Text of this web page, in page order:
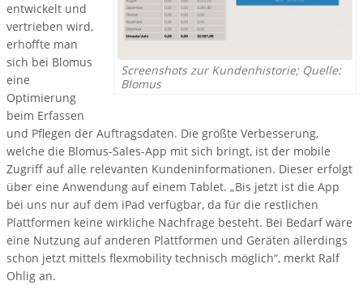
Screenshots zur Kundenhistorie; Quelle:
Blomus
entwickelt und
vertrieben wird,
erhoffte man
sich bei Blomus
eine
Optimierung
beim Erfassen
und Pflegen der Auftragsdaten. Die größte Verbesserung,
welche die Blomus-Sales-App mit sich bringt, ist der mobile
Zugriff auf alle relevanten Kundeninformationen. Dieser erfolgt
über eine Anwendung auf einem Tablet. „Bis jetzt ist die App
bei uns nur auf dem iPad verfügbar, da für die restlichen
Plattformen keine wirkliche Nachfrage besteht. Bei Bedarf wäre
eine Nutzung auf anderen Plattformen und Geräten allerdings
schon jetzt mittels flexmobility technisch möglich“, merkt Ralf
Ohlig an.